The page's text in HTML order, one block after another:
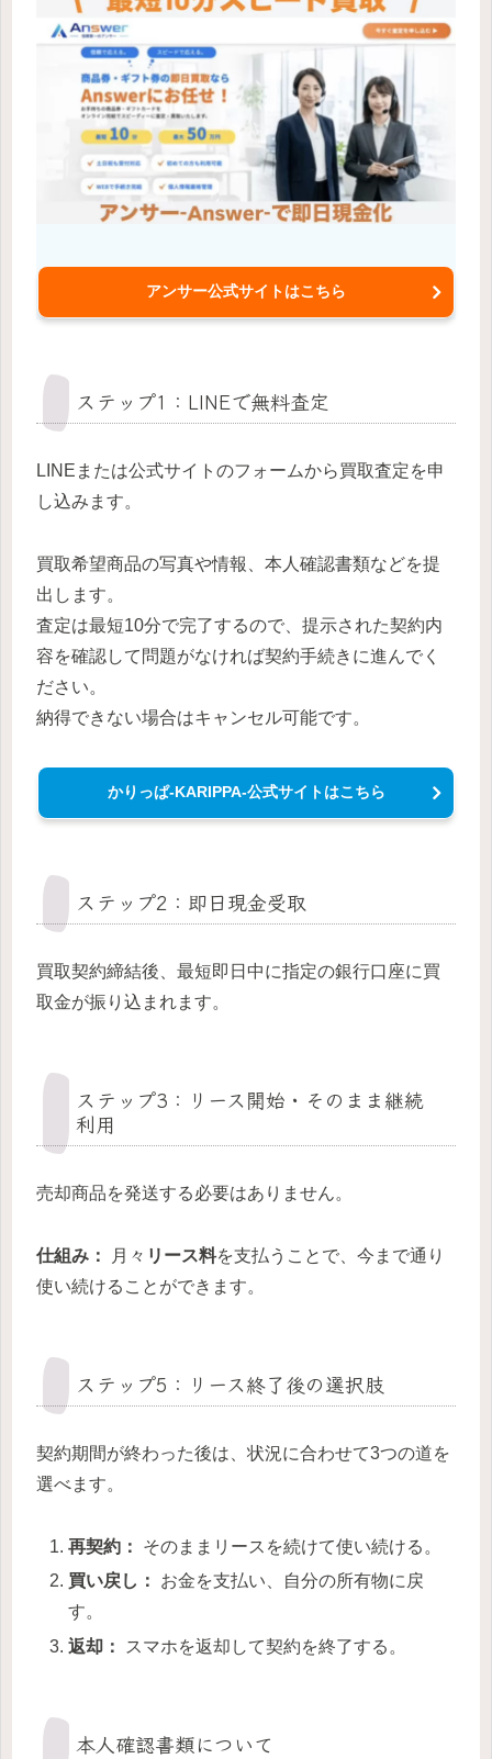
アンサー公式サイトはこちら
ステップ1：LINEで無料査定
LINEまたは公式サイトのフォームから買取査定を申
し込みます。
買取希望商品の写真や情報、本人確認書類などを提
出します。
査定は最短10分で完了するので、提示された契約内
容を確認して問題がなければ契約手続きに進んでく
ださい。
納得できない場合はキャンセル可能です。
かりっぱ-KARIPPA-公式サイトはこちら
ステップ2：即日現金受取
買取契約締結後、最短即日中に指定の銀行口座に買
取金が振り込まれます。
ステップ3：リース開始・そのまま継続
利用
売却商品を発送する必要はありません。
仕組み： 月々 リース料を支払うことで、今まで通り
使い続けることができます。
ステップ5：リース終了後の選択肢
契約期間が終わった後は、状況に合わせて3つの道を
選べます。
再契約：
そのままリースを続けて使い続ける。
買い戻し：
お金を支払い、自分の所有物に戻
す。
返却：
スマホを返却して契約を終了する。
本人確認書類について